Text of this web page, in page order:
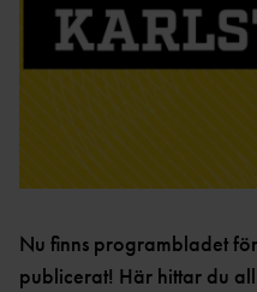
Nu finns programbladet
publicerat! Här hittar du